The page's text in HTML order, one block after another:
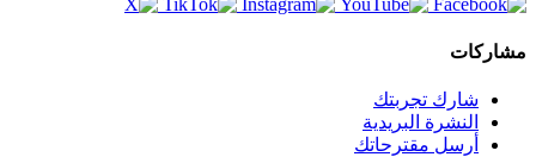
مشاركات
شارك تجربتك
النشرة البريدية
أرسل مقترحاتك